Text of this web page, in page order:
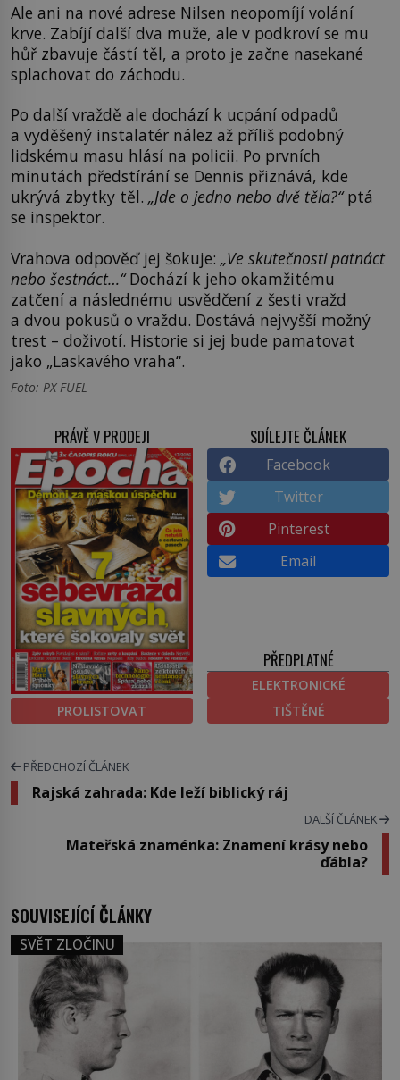
Ale ani na nové adrese Nilsen neopomíjí volání
krve. Zabíjí další dva muže, ale v podkroví se mu
hůř zbavuje částí těl, a proto je začne nasekané
splachovat do záchodu.
Po další vraždě ale dochází k ucpání odpadů
a vyděšený instalatér nález až příliš podobný
lidskému masu hlásí na policii. Po prvních
minutách předstírání se Dennis přiznává, kde
ukrývá zbytky těl. „Jde o jedno nebo dvě těla?“ptá
se inspektor.
Vrahova odpověď jej šokuje: „Ve skutečnosti patnáct
nebo šestnáct…“Dochází k jeho okamžitému
zatčení a následnému usvědčení z šesti vražd
a dvou pokusů o vraždu. Dostává nejvyšší možný
trest – doživotí. Historie si jej bude pamatovat
jako „Laskavého vraha“.
Foto: PX FUEL
PRÁVĚ V PRODEJI
PROLISTOVAT
SDÍLEJTE ČLÁNEK
Facebook
Twitter
Pinterest
Email
PŘEDPLATNÉ
ELEKTRONICKÉ
TIŠTĚNÉ
PŘEDCHOZÍ ČLÁNEK
Rajská zahrada: Kde leží biblický ráj
DALŠÍ ČLÁNEK
Mateřská znaménka: Znamení krásy nebo
ďábla?
SOUVISEJÍCÍ ČLÁNKY
SVĚT ZLOČINU